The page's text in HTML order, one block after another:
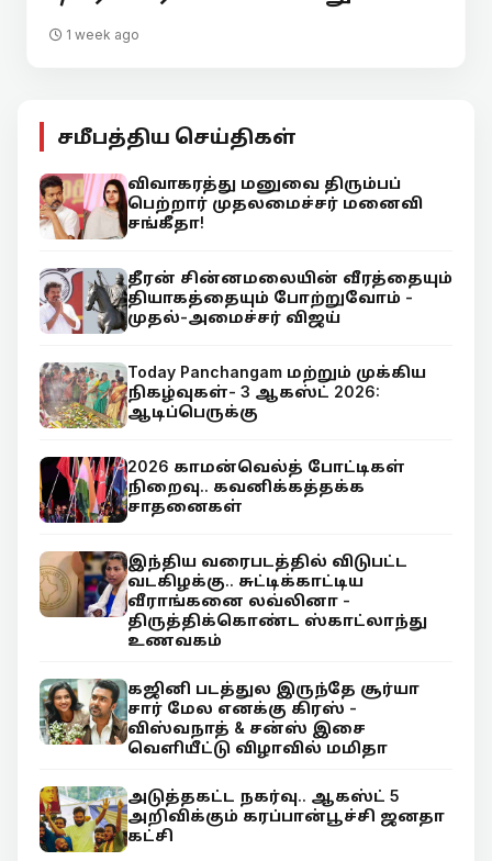
1 week ago
சமீபத்திய செய்திகள்
விவாகரத்து மனுவை திரும்பப்
பெற்றார் முதலமைச்சர் மனைவி
சங்கீதா!
தீரன் சின்னமலையின் வீரத்தையும்
தியாகத்தையும் போற்றுவோம் -
முதல்-அமைச்சர் விஜய்
Today Panchangam மற்றும் முக்கிய
நிகழ்வுகள்- 3 ஆகஸ்ட் 2026:
ஆடிப்பெருக்கு
2026 காமன்வெல்த் போட்டிகள்
நிறைவு.. கவனிக்கத்தக்க
சாதனைகள்
இந்திய வரைபடத்தில் விடுபட்ட
வடகிழக்கு.. சுட்டிக்காட்டிய
வீராங்கனை லவ்லினா -
திருத்திக்கொண்ட ஸ்காட்லாந்து
உணவகம்
கஜினி படத்துல இருந்தே சூர்யா
சார் மேல எனக்கு கிரஸ் -
விஸ்வநாத் & சன்ஸ் இசை
வெளியீட்டு விழாவில் மமிதா
அடுத்தகட்ட நகர்வு.. ஆகஸ்ட் 5
அறிவிக்கும் கரப்பான்பூச்சி ஜனதா
கட்சி